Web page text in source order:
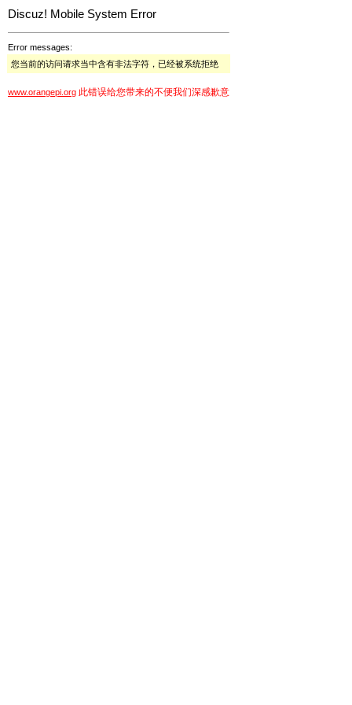
Discuz! Mobile System Error
Error messages:
您当前的访问请求当中含有非法字符，已经被系统拒绝
www.orangepi.org 此错误给您带来的不便我们深感歉意